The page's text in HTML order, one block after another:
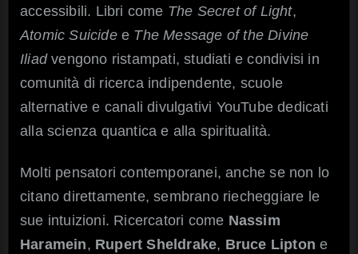
accessibili. Libri come The Secret of Light,
Atomic Suicidee The Message of the Divine
Iliadvengono ristampati, studiati e condivisi in
comunità di ricerca indipendente, scuole
alternative e canali divulgativi YouTube dedicati
alla scienza quantica e alla spiritualità.
Molti pensatori contemporanei, anche se non lo
citano direttamente, sembrano riecheggiare le
sue intuizioni. Ricercatori come Nassim
Haramein, Rupert Sheldrake, Bruce Lipton e